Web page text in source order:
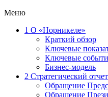
Меню
1 О «Норникеле»
Краткий обзор
Ключевые
Ключевые
Бизнес-модель
2 Стратегический отчет
Обращение
Обращение